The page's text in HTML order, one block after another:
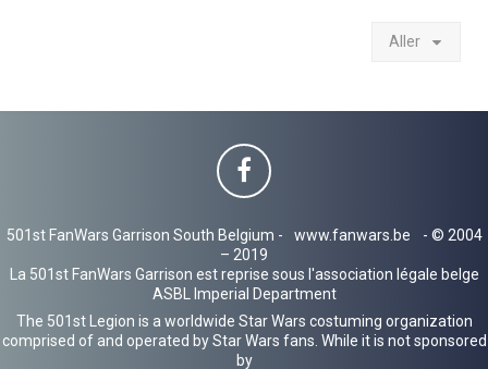
Aller
501st FanWars Garrison South Belgium - www.fanwars.be
- © 2004
– 2019
La 501st FanWars Garrison est reprise sous l'association légale belge
ASBL Imperial Department
The 501st Legion is a worldwide Star Wars costuming organization
comprised of and operated by Star Wars fans. While it is not sponsored
by